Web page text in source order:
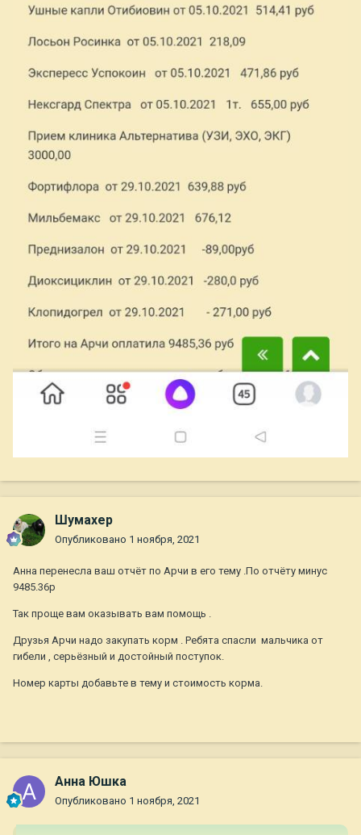
Шумахер
Опубликовано 1 ноября, 2021
Анна перенесла ваш отчёт по Арчи в его тему .По отчёту минус
9485.36р
Так проще вам оказывать вам помощь .
Друзья Арчи надо закупать корм . Ребята спасли мальчика от
гибели , серьёзный и достойный поступок.
Номер карты добавьте в тему и стоимость корма.
Анна Юшка
Опубликовано 1 ноября, 2021